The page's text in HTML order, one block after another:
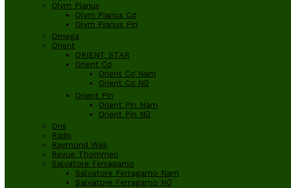
Olym Pianus
Olym Pianus Cơ
Olym Pianus Pin
Omega
Orient
ORIENT STAR
Orient Cơ
Orient Cơ Nam
Orient Cơ Nữ
Orient Pin
Orient Pin Nam
Orient Pin Nữ
Oris
Rado
Raymond Weil
Revue Thommen
Salvatore Ferragamo
Salvatore Ferragamo Nam
Salvatore Ferragamo Nữ